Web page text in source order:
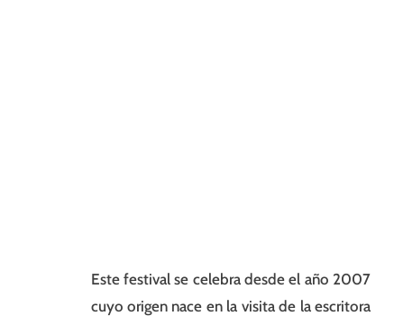
Este festival se celebra desde el año 2007
cuyo origen nace en la visita de la escritora